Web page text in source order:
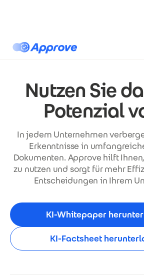
Approve
Nutzen Sie
Potenzial
In jedem Unternehmen
Erkenntnisse in
Dokumenten. Approve hilft
zu nutzen und sorgt für mehr
Entscheidungen in Ihrem
KI-Whitepaper
KI-Factsheet